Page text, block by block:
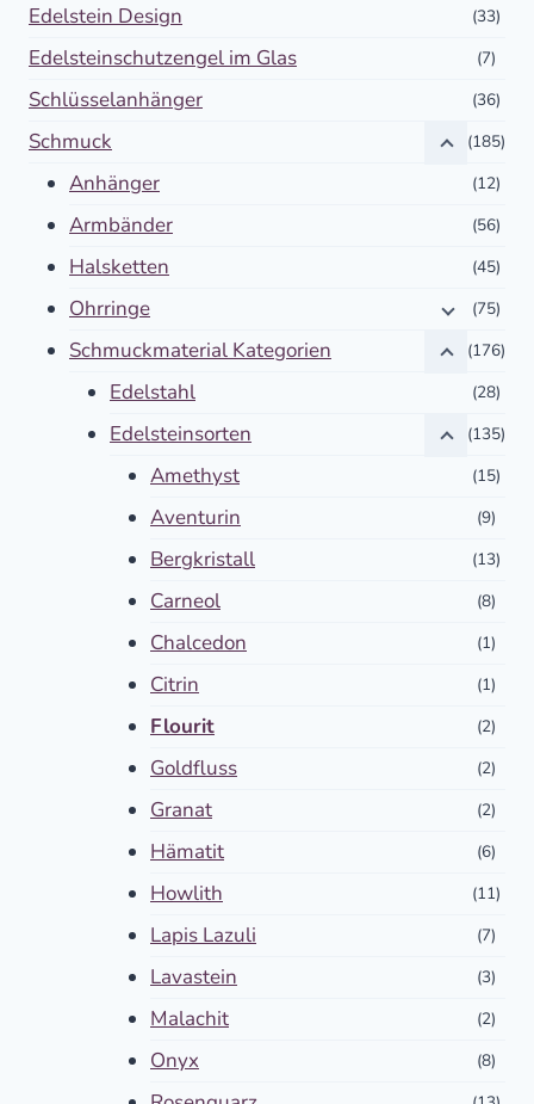
Edelstein Design (33)
Edelsteinschutzengel im Glas (7)
Schlüsselanhänger (36)
Schmuck (185)
Anhänger (12)
Armbänder (56)
Halsketten (45)
Ohrringe (75)
Schmuckmaterial Kategorien (176)
Edelstahl (28)
Edelsteinsorten (135)
Amethyst (15)
Aventurin (9)
Bergkristall (13)
Carneol (8)
Chalcedon (1)
Citrin (1)
Flourit (2)
Goldfluss (2)
Granat (2)
Hämatit (6)
Howlith (11)
Lapis Lazuli (7)
Lavastein (3)
Malachit (2)
Onyx (8)